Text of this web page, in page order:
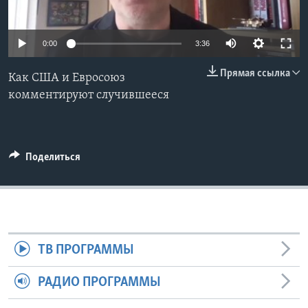
Learning English
0:00 3:36
Прямая ссылка
Как США и Евросоюз
комментируют случившееся
Поделиться
ТВ ПРОГРАММЫ
РАДИО ПРОГРАММЫ